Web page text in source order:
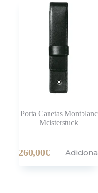
Porta Canetas Montblanc
Meisterstuck
260,00€ Adicionar